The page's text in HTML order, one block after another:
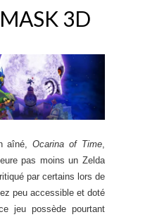
3D
aîné,Ocarina of Time
pas moins un Zelda
par certains lors de
peu accessible et doté
jeu possède pourtant